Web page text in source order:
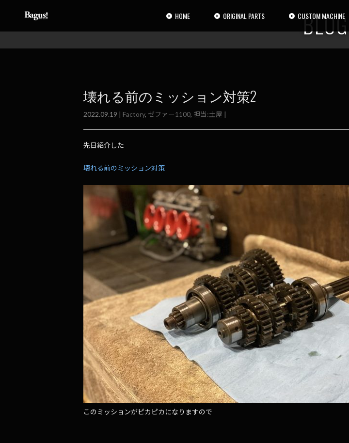
ン
ー
HOME ORIGINAL PARTS CUSTOM MACHINE
BLOG
壊れる前のミッション対策2
2022.09.19 | Factory, ゼファー1100, 担当:土屋 |
先日紹介した
壊れる前のミッション対策
このミッションがピカピカになりますので